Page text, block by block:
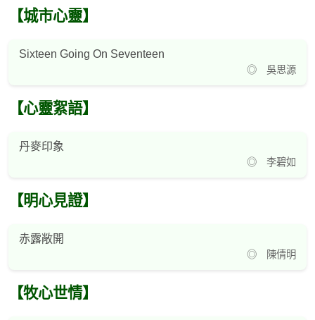
【城市心靈】
Sixteen Going On Seventeen
◎ 吳思源
【心靈絮語】
丹麥印象
◎ 李碧如
【明心見證】
赤露敞開
◎ 陳倩明
【牧心世情】